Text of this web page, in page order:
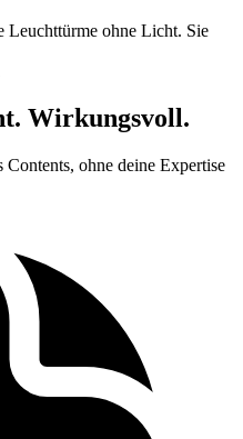
Leuchttürme ohne Licht. Sie
Wirkungsvoll.
Contents, ohne deine Expertise